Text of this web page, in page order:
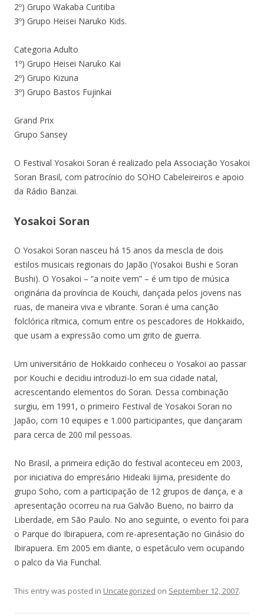
2º) Grupo Wakaba Curitiba
3º) Grupo Heisei Naruko Kids.
Categoria Adulto
1º) Grupo Heisei Naruko Kai
2º) Grupo Kizuna
3º) Grupo Bastos Fujinkai
Grand Prix
Grupo Sansey
O Festival Yosakoi Soran é realizado pela Associação Yosakoi
Soran Brasil, com patrocínio do SOHO Cabeleireiros e apoio
da Rádio Banzai.
Yosakoi Soran
O Yosakoi Soran nasceu há 15 anos da mescla de dois
estilos musicais regionais do Japão (Yosakoi Bushi e Soran
Bushi). O Yosakoi – “a noite vem” – é um tipo de música
originária da província de Kouchi, dançada pelos jovens nas
ruas, de maneira viva e vibrante. Soran é uma canção
folclórica rítmica, comum entre os pescadores de Hokkaido,
que usam a expressão como um grito de guerra.
Um universitário de Hokkaido conheceu o Yosakoi ao passar
por Kouchi e decidiu introduzi-lo em sua cidade natal,
acrescentando elementos do Soran. Dessa combinação
surgiu, em 1991, o primeiro Festival de Yosakoi Soran no
Japão, com 10 equipes e 1.000 participantes, que dançaram
para cerca de 200 mil pessoas.
No Brasil, a primeira edição do festival aconteceu em 2003,
por iniciativa do empresário Hideaki Iijima, presidente do
grupo Soho, com a participação de 12 grupos de dança, e a
apresentação ocorreu na rua Galvão Bueno, no bairro da
Liberdade, em São Paulo. No ano seguinte, o evento foi para
o Parque do Ibirapuera, com re-apresentação no Ginásio do
Ibirapuera. Em 2005 em diante, o espetáculo vem ocupando
o palco da Via Funchal.
This entry was posted in Uncategorized on September 12, 2007.